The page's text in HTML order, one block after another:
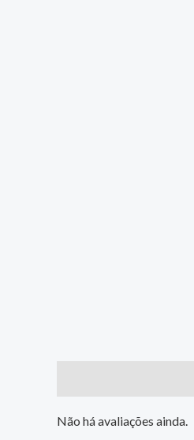
Não há avaliações ainda.